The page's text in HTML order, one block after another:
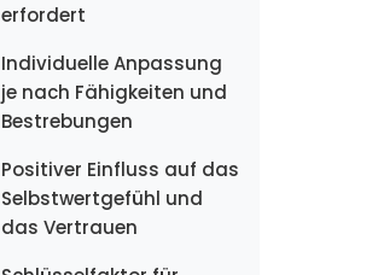
erfordert
Individuelle Anpassung
je nach Fähigkeiten und
Bestrebungen
Positiver Einfluss auf das
Selbstwertgefühl und
das Vertrauen